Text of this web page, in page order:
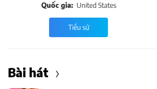
Quốc gia: United States
Tiểu sử
Bài hát